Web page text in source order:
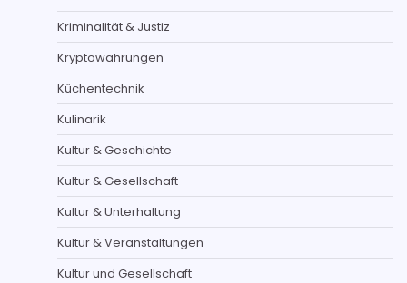
Kriminalität & Justiz
Kryptowährungen
Küchentechnik
Kulinarik
Kultur & Geschichte
Kultur & Gesellschaft
Kultur & Unterhaltung
Kultur & Veranstaltungen
Kultur und Gesellschaft